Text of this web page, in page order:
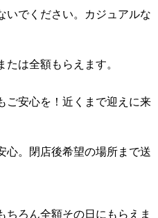
いでください。カジュアルな
は全額もらえます。
ご安心を！近くまで迎えに来
心。閉店後希望の場所まで送
ちろん全額その日にもらえま